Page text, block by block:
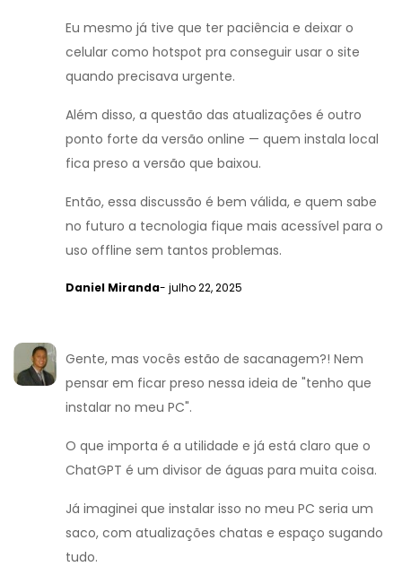
Eu mesmo já tive que ter paciência e deixar o
celular como hotspot pra conseguir usar o site
quando precisava urgente.
Além disso, a questão das atualizações é outro
ponto forte da versão online — quem instala local
fica preso a versão que baixou.
Então, essa discussão é bem válida, e quem sabe
no futuro a tecnologia fique mais acessível para o
uso offline sem tantos problemas.
Daniel Miranda- julho 22, 2025
Gente, mas vocês estão de sacanagem?! Nem
pensar em ficar preso nessa ideia de "tenho que
instalar no meu PC".
O que importa é a utilidade e já está claro que o
ChatGPT é um divisor de águas para muita coisa.
Já imaginei que instalar isso no meu PC seria um
saco, com atualizações chatas e espaço sugando
tudo.